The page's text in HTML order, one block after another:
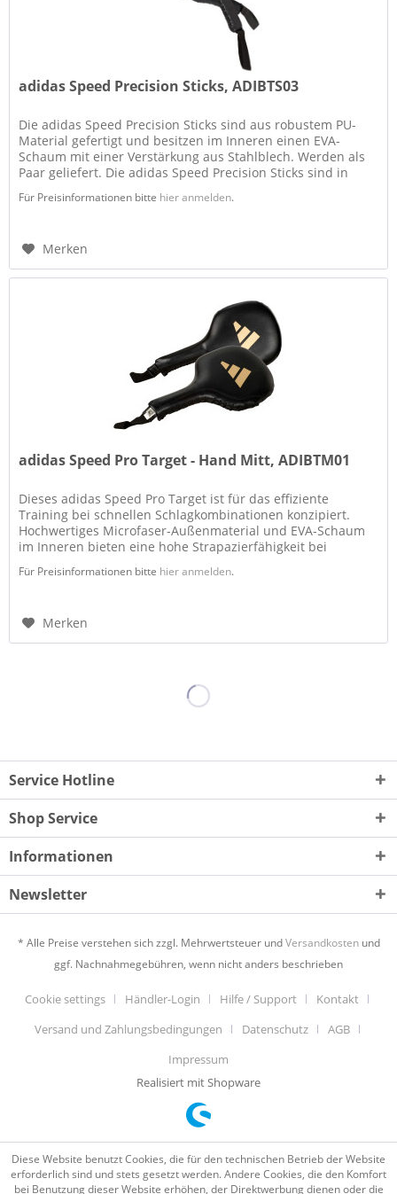
adidas Speed Precision Sticks, ADIBTS03
Die adidas Speed Precision Sticks sind aus robustem PU-
Material gefertigt und besitzen im Inneren einen EVA-
Schaum mit einer Verstärkung aus Stahlblech. Werden als
Paar geliefert. Die adidas Speed Precision Sticks sind in
Für Preisinformationen bitte hier anmelden.
Merken
adidas Speed Pro Target - Hand Mitt, ADIBTM01
Dieses adidas Speed Pro Target ist für das effiziente
Training bei schnellen Schlagkombinationen konzipiert.
Hochwertiges Microfaser-Außenmaterial und EVA-Schaum
im Inneren bieten eine hohe Strapazierfähigkeit bei
Für Preisinformationen bitte hier anmelden.
Merken
Service Hotline
Shop Service
Informationen
Newsletter
* Alle Preise verstehen sich zzgl. Mehrwertsteuer undVersandkostenund
ggf. Nachnahmegebühren, wenn nicht anders beschrieben
Cookie settings Händler-Login Hilfe / Support
Kontakt
Versand und Zahlungsbedingungen
Datenschutz
AGB
Impressum
Realisiert mit Shopware
Diese Website benutzt Cookies, die für den technischen Betrieb der Website
erforderlich sind und stets gesetzt werden. Andere Cookies, die den Komfort
bei Benutzung dieser Website erhöhen, der Direktwerbung dienen oder die